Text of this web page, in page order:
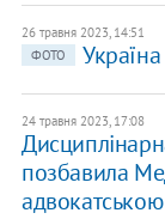
26 травня 2023, 14:51
ФОТО
24 травня 2023, 17:08
позбавила
адвокатською